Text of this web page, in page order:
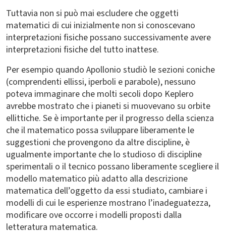
Tuttavia non si può mai escludere che oggetti
matematici di cui inizialmente non si conoscevano
interpretazioni fisiche possano successivamente avere
interpretazioni fisiche del tutto inattese.
Per esempio quando Apollonio studiò le sezioni coniche
(comprendenti ellissi, iperboli e parabole), nessuno
poteva immaginare che molti secoli dopo Keplero
avrebbe mostrato che i pianeti si muovevano su orbite
ellittiche. Se è importante per il progresso della scienza
che il matematico possa sviluppare liberamente le
suggestioni che provengono da altre discipline, è
ugualmente importante che lo studioso di discipline
sperimentali o il tecnico possano liberamente scegliere il
modello matematico più adatto alla descrizione
matematica dell’oggetto da essi studiato, cambiare i
modelli di cui le esperienze mostrano l’inadeguatezza,
modificare ove occorre i modelli proposti dalla
letteratura matematica.